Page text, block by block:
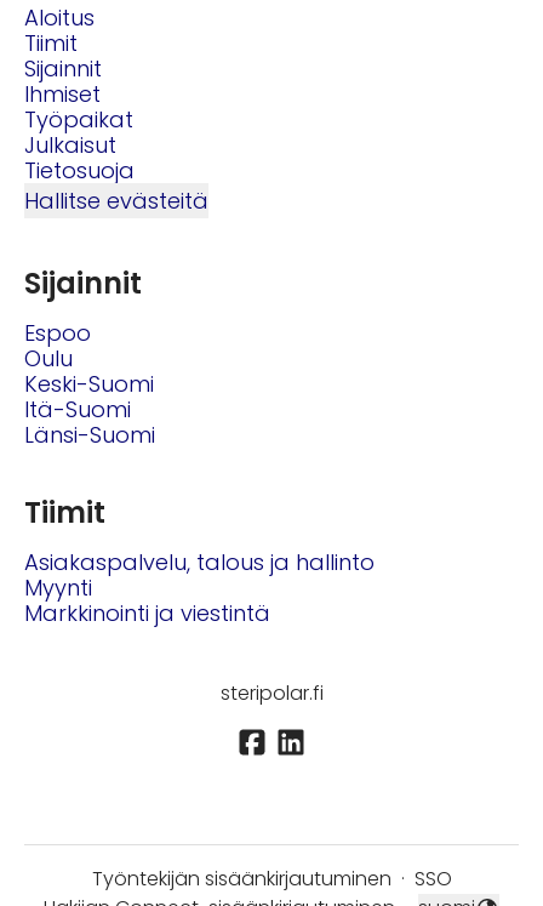
Aloitus
Tiimit
Sijainnit
Ihmiset
Työpaikat
Julkaisut
Tietosuoja
Hallitse evästeitä
Sijainnit
Espoo
Oulu
Keski-Suomi
Itä-Suomi
Länsi-Suomi
Tiimit
Asiakaspalvelu, talous ja hallinto
Myynti
Markkinointi ja viestintä
steripolar.fi
Työntekijän sisäänkirjautuminen · SSO